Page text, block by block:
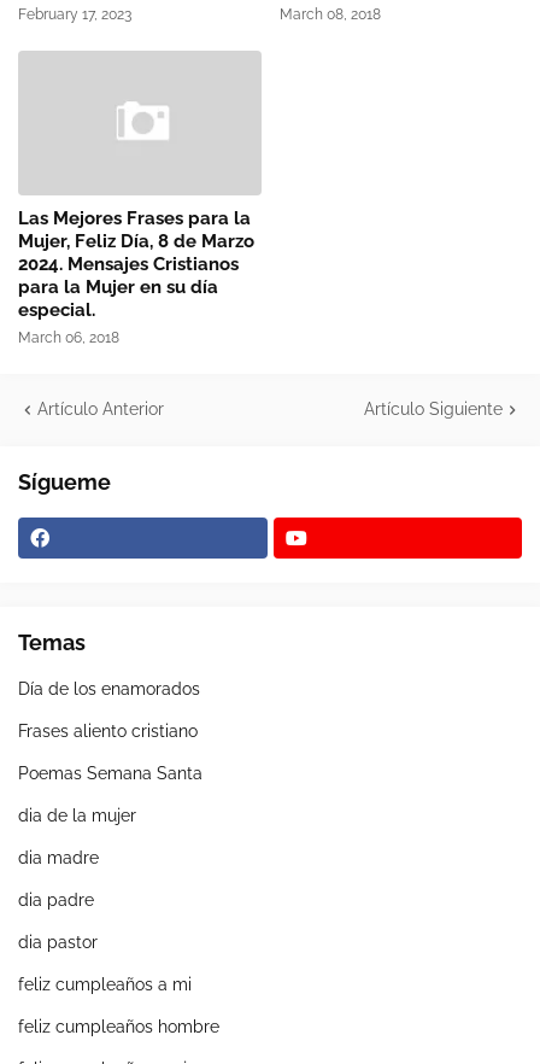
February 17, 2023 March 08, 2018
Las Mejores Frases para la
Mujer, Feliz Día, 8 de Marzo
2024. Mensajes Cristianos
para la Mujer en su día
especial.
March 06, 2018
Artículo Anterior Artículo Siguiente
Sígueme
Temas
Día de los enamorados
Frases aliento cristiano
Poemas Semana Santa
dia de la mujer
dia madre
dia padre
dia pastor
feliz cumpleaños a mi
feliz cumpleaños hombre